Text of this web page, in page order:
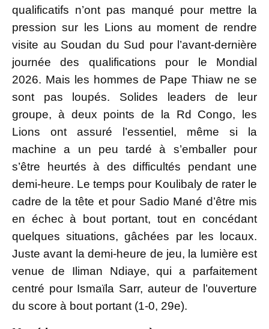
qualificatifs n’ont pas manqué pour mettre la
pression sur les Lions au moment de rendre
visite au Soudan du Sud pour l’avant-dernière
journée des qualifications pour le Mondial
2026. Mais les hommes de Pape Thiaw ne se
sont pas loupés. Solides leaders de leur
groupe, à deux points de la Rd Congo, les
Lions ont assuré l’essentiel, même si la
machine a un peu tardé à s’emballer pour
s’être heurtés à des difficultés pendant une
demi-heure. Le temps pour Koulibaly de rater le
cadre de la tête et pour Sadio Mané d’être mis
en échec à bout portant, tout en concédant
quelques situations, gâchées par les locaux.
Juste avant la demi-heure de jeu, la lumière est
venue de Iliman Ndiaye, qui a parfaitement
centré pour Ismaïla Sarr, auteur de l’ouverture
du score à bout portant (1-0, 29e).